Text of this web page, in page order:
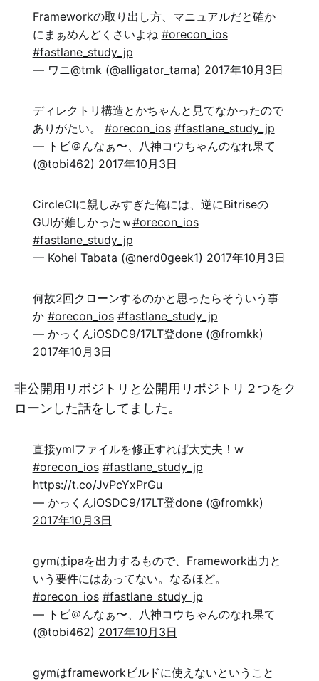
Frameworkの取り出し方、マニュアルだと確か
にまぁめんどくさいよね #orecon_ios
#fastlane_study_jp
— ワニ@tmk (@alligator_tama) 2017年10月3日
ディレクトリ構造とかちゃんと見てなかったので
ありがたい。 #orecon_ios #fastlane_study_jp
— トビ＠んなぁ〜、八神コウちゃんのなれ果て
(@tobi462) 2017年10月3日
CircleCIに親しみすぎた俺には、逆にBitriseの
GUIが難しかったｗ#orecon_ios
#fastlane_study_jp
— Kohei Tabata (@nerd0geek1) 2017年10月3日
何故2回クローンするのかと思ったらそういう事
か #orecon_ios #fastlane_study_jp
— かっくんiOSDC9/17LT登done (@fromkk)
2017年10月3日
非公開用リポジトリと公開用リポジトリ２つをク
ローンした話をしてました。
直接ymlファイルを修正すれば大丈夫！w
#orecon_ios #fastlane_study_jp
https://t.co/JvPcYxPrGu
— かっくんiOSDC9/17LT登done (@fromkk)
2017年10月3日
gymはipaを出力するもので、Framework出力と
いう要件にはあってない。なるほど。
#orecon_ios #fastlane_study_jp
— トビ＠んなぁ〜、八神コウちゃんのなれ果て
(@tobi462) 2017年10月3日
gymはframeworkビルドに使えないということ